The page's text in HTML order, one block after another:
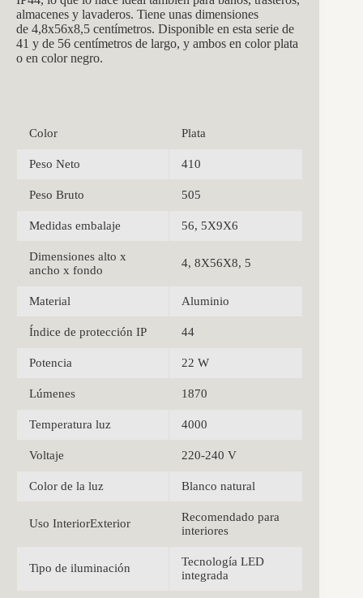
almacenes y lavaderos. Tiene unas dimensiones
de 4,8x56x8,5 centímetros. Disponible en esta serie de
41 y de 56 centímetros de largo, y ambos en color plata
o en color negro.
Color Plata
Peso Neto 410
Peso Bruto 505
Medidas embalaje 56, 5X9X6
Dimensiones alto x
ancho x fondo
4, 8X56X8, 5
Material Aluminio
Índice de protección IP 44
Potencia 22 W
Lúmenes 1870
Temperatura luz 4000
Voltaje 220-240 V
Color de la luz Blanco natural
Uso InteriorExterior
Recomendado para
interiores
Tipo de iluminación
Tecnología LED
integrada